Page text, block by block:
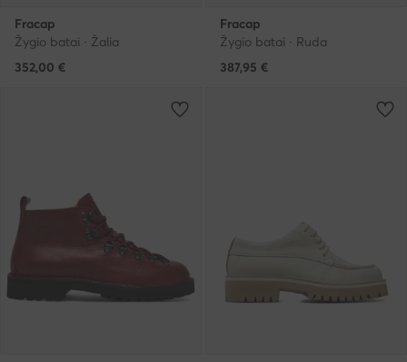
Fracap
Žygio batai · Žalia
352,00 €
Fracap
Žygio batai · Ruda
387,95 €